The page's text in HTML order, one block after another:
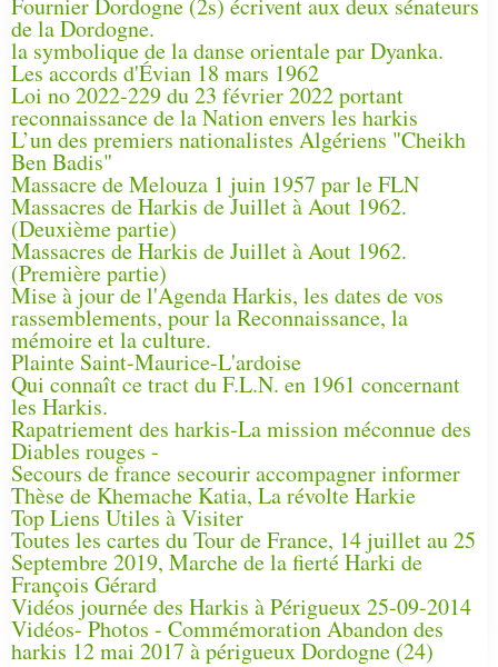
de la Dordogne.
la symbolique de la danse orientale par Dyanka.
Les accords d'Évian 18 mars 1962
Loi no 2022-229 du 23 février 2022 portant
reconnaissance de la Nation envers les harkis
L’un des premiers nationalistes Algériens "Cheikh
Ben Badis"
Massacre de Melouza 1 juin 1957 par le FLN
Massacres de Harkis de Juillet à Aout 1962.
(Deuxième partie)
Massacres de Harkis de Juillet à Aout 1962.
(Première partie)
Mise à jour de l'Agenda Harkis, les dates de vos
rassemblements, pour la Reconnaissance, la
mémoire et la culture.
Plainte Saint-Maurice-L'ardoise
Qui connaît ce tract du F.L.N. en 1961 concernant
les Harkis.
Rapatriement des harkis-La mission méconnue des
Diables rouges -
Secours de france secourir accompagner informer
Thèse de Khemache Katia, La révolte Harkie
Top Liens Utiles à Visiter
Toutes les cartes du Tour de France, 14 juillet au 25
Septembre 2019, Marche de la fierté Harki de
François Gérard
Vidéos journée des Harkis à Périgueux 25-09-2014
Vidéos- Photos - Commémoration Abandon des
harkis 12 mai 2017 à périgueux Dordogne (24)